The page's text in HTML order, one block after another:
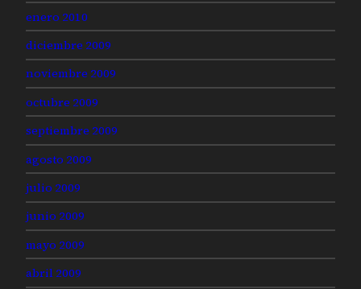
enero 2010
diciembre 2009
noviembre 2009
octubre 2009
septiembre 2009
agosto 2009
julio 2009
junio 2009
mayo 2009
abril 2009